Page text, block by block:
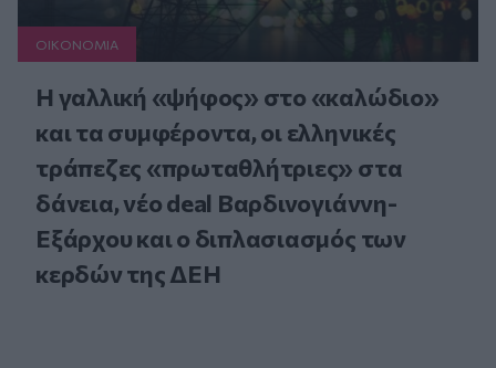
ΟΙΚΟΝΟΜΙΑ
Η γαλλική «ψήφος» στο «καλώδιο»
και τα συμφέροντα, οι ελληνικές
τράπεζες «πρωταθλήτριες» στα
δάνεια, νέο deal Βαρδινογιάννη-
Εξάρχου και ο διπλασιασμός των
κερδών της ΔΕΗ